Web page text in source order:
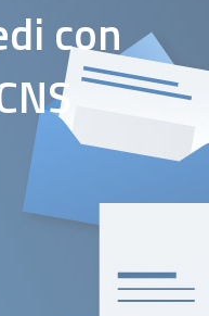
sono le fondamenta
nuova identità digitale
con